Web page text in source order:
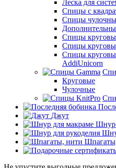
Леска для
Спицы с
Спицы
Спицы
Спицы
Спицы
AddiUnicorn
Круговые
Чулочные
Джут
Шнур